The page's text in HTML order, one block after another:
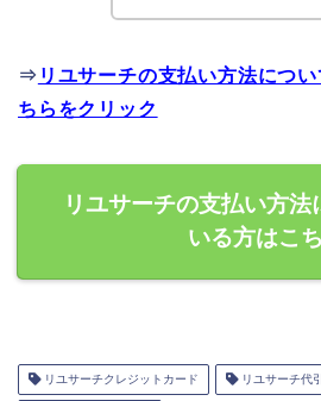
⇒ リユサーチの支払い方法につ
ちらをクリック
リユサーチの支払い方法
いる方はこ
リユサーチクレジットカード リユサーチ代引